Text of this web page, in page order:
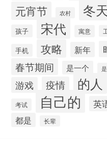
元宵节 农村 冬天
孩子 宋代 寓意
手机 攻略 新年
春节期间 是一个
游戏 疫情 的人
考试
自己的 英
都是 长辈